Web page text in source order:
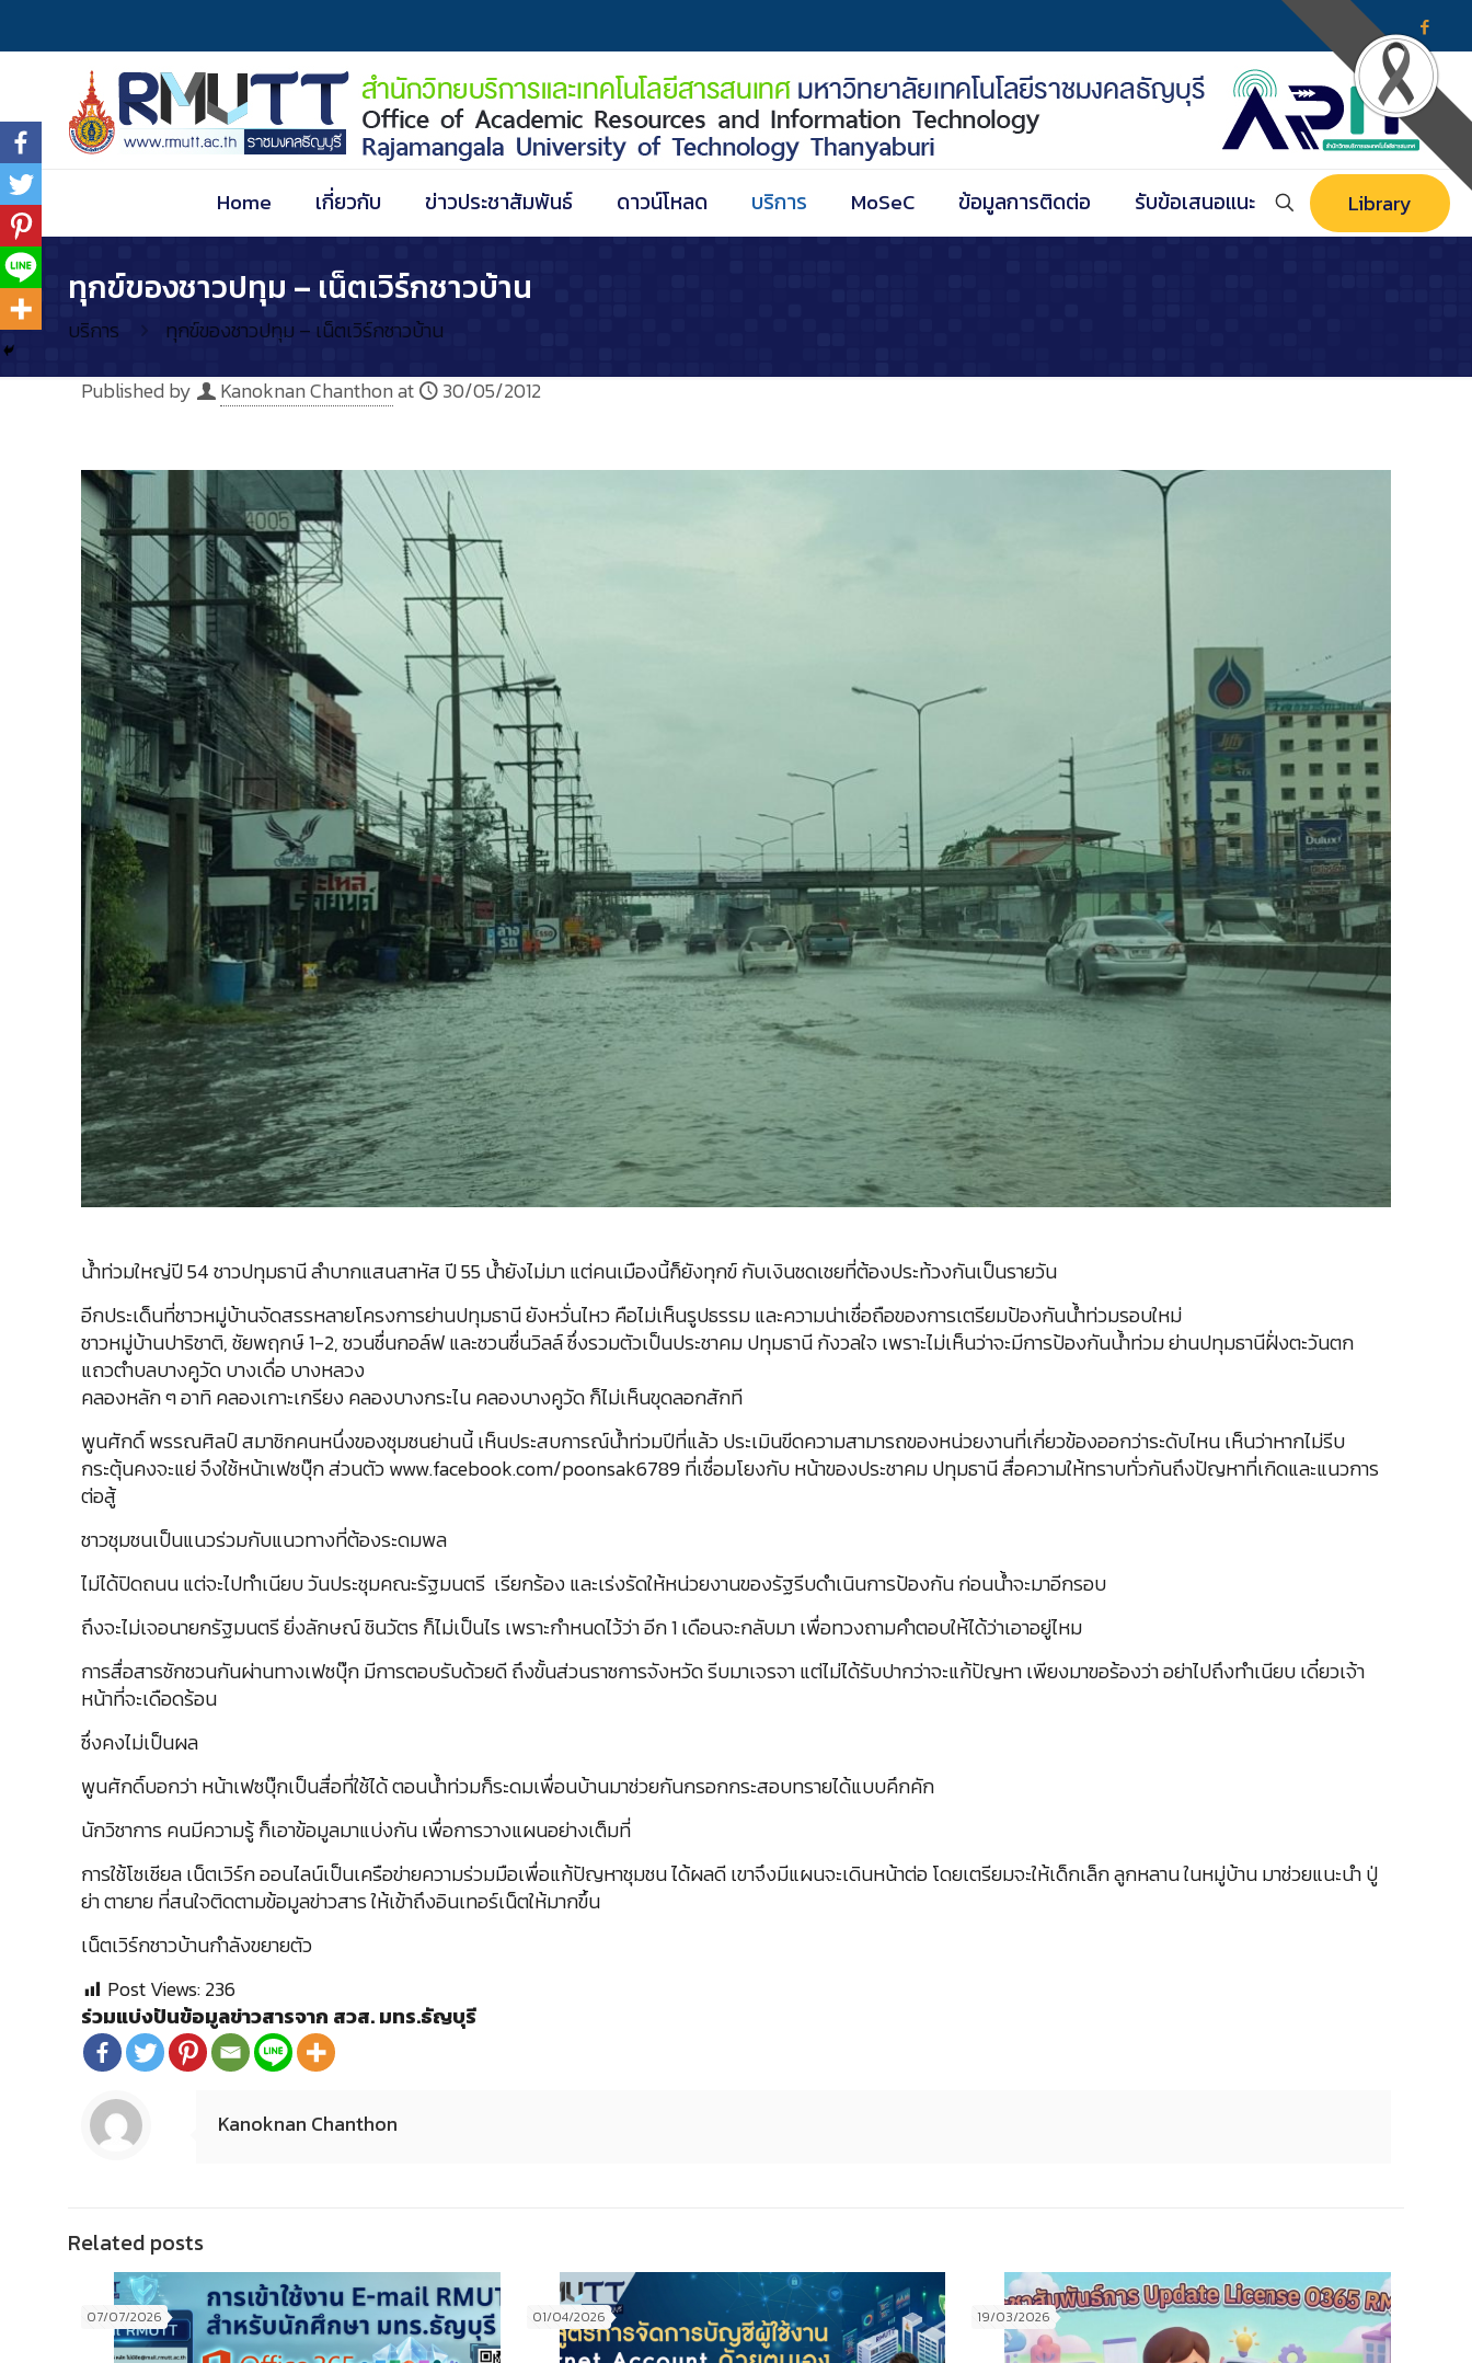
Home เกี่ยวกับ ข่าวประชาสัมพันธ์ ดาวน์โหลด บริการ MoSeC ข้อมูลการติดต่อ รับข้อเสนอแนะ Library
ทุกข์ของชาวปทุม – เน็ตเวิร์กชาวบ้าน
บริการ ทุกข์ของชาวปทุม – เน็ตเวิร์กชาวบ้าน
Published by Kanoknan Chanthonat 30/05/2012
น้ำท่วมใหญ่ปี 54 ชาวปทุมธานี ลำบากแสนสาหัส ปี 55 น้ำยังไม่มา แต่คนเมืองนี้ก็ยังทุกข์ กับเงินชดเชยที่ต้องประท้วงกันเป็นรายวัน
อีกประเด็นที่ชาวหมู่บ้านจัดสรรหลายโครงการย่านปทุมธานี ยังหวั่นไหว คือไม่เห็นรูปธรรม และความน่าเชื่อถือของการเตรียมป้องกันน้ำท่วมรอบใหม่
ชาวหมู่บ้านปาริชาติ, ชัยพฤกษ์ 1-2, ชวนชื่นกอล์ฟ และชวนชื่นวิลล์ ซึ่งรวมตัวเป็นประชาคม ปทุมธานี กังวลใจ เพราะไม่เห็นว่าจะมีการป้องกันน้ำท่วม ย่านปทุมธานีฝั่งตะวันตก
แถวตำบลบางคูวัด บางเดื่อ บางหลวง
คลองหลัก ๆ อาทิ คลองเกาะเกรียง คลองบางกระไน คลองบางคูวัด ก็ไม่เห็นขุดลอกสักที
พูนศักดิ์ พรรณศิลป์ สมาชิกคนหนึ่งของชุมชนย่านนี้ เห็นประสบการณ์น้ำท่วมปีที่แล้ว ประเมินขีดความสามารถของหน่วยงานที่เกี่ยวข้องออกว่าระดับไหน เห็นว่าหากไม่รีบ
กระตุ้นคงจะแย่ จึงใช้หน้าเฟซบุ๊ก ส่วนตัว www.facebook.com/poonsak6789 ที่เชื่อมโยงกับ หน้าของประชาคม ปทุมธานี สื่อความให้ทราบทั่วกันถึงปัญหาที่เกิดและแนวการ
ต่อสู้
ชาวชุมชนเป็นแนวร่วมกับแนวทางที่ต้องระดมพล
ไม่ได้ปิดถนน แต่จะไปทำเนียบ วันประชุมคณะรัฐมนตรี เรียกร้อง และเร่งรัดให้หน่วยงานของรัฐรีบดำเนินการป้องกัน ก่อนน้ำจะมาอีกรอบ
ถึงจะไม่เจอนายกรัฐมนตรี ยิ่งลักษณ์ ชินวัตร ก็ไม่เป็นไร เพราะกำหนดไว้ว่า อีก 1 เดือนจะกลับมา เพื่อทวงถามคำตอบให้ได้ว่าเอาอยู่ไหม
การสื่อสารชักชวนกันผ่านทางเฟซบุ๊ก มีการตอบรับด้วยดี ถึงขั้นส่วนราชการจังหวัด รีบมาเจรจา แต่ไม่ได้รับปากว่าจะแก้ปัญหา เพียงมาขอร้องว่า อย่าไปถึงทำเนียบ เดี๋ยวเจ้า
หน้าที่จะเดือดร้อน
ซึ่งคงไม่เป็นผล
พูนศักดิ์บอกว่า หน้าเฟซบุ๊กเป็นสื่อที่ใช้ได้ ตอนน้ำท่วมก็ระดมเพื่อนบ้านมาช่วยกันกรอกกระสอบทรายได้แบบคึกคัก
นักวิชาการ คนมีความรู้ ก็เอาข้อมูลมาแบ่งกัน เพื่อการวางแผนอย่างเต็มที่
การใช้โซเชียล เน็ตเวิร์ก ออนไลน์เป็นเครือข่ายความร่วมมือเพื่อแก้ปัญหาชุมชน ได้ผลดี เขาจึงมีแผนจะเดินหน้าต่อ โดยเตรียมจะให้เด็กเล็ก ลูกหลาน ในหมู่บ้าน มาช่วยแนะนำ ปู่
ย่า ตายาย ที่สนใจติดตามข้อมูลข่าวสาร ให้เข้าถึงอินเทอร์เน็ตให้มากขึ้น
เน็ตเวิร์กชาวบ้านกำลังขยายตัว
Post Views:236
ร่วมแบ่งปันข้อมูลข่าวสารจาก สวส. มทร.ธัญบุรี
Kanoknan Chanthon
Related posts
07/07/2026 01/04/2026 19/03/2026